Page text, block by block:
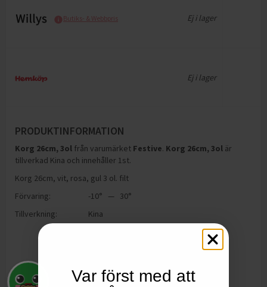
Butiks- & Webbpris Ej i lager
Ej i lager
PRODUKTINFORMATION
Korg 26cm, 3ol från varumärket Festive. Korg 26cm, 3ol är
tillverkad Kina och innehåller 1st.
Korg 26cm, vit, rosa, gul 3 ol. filt
Förvaring:
-10° — 30°
Tillverkning:
Kina
Var först med att